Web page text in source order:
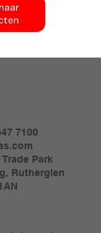
7100
Park
Rutherglen